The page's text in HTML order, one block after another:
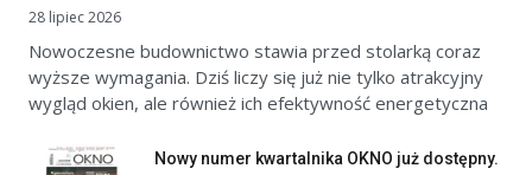
28 lipiec 2026
Nowoczesne budownictwo stawia przed stolarką coraz
wyższe wymagania. Dziś liczy się już nie tylko atrakcyjny
wygląd okien, ale również ich efektywność energetyczna
Nowy numer kwartalnika OKNO już dostępny.